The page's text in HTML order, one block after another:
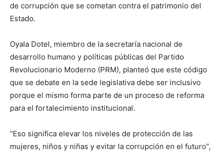
de corrupción que se cometan contra el patrimonio del
Estado.
Oyala Dotel, miembro de la secretaría nacional de
desarrollo humano y políticas públicas del Partido
Revolucionario Moderno (PRM), planteó que este código
que se debate en la sede legislativa debe ser inclusivo
porque el mismo forma parte de un proceso de reforma
para el fortalecimiento institucional.
“Eso significa elevar los niveles de protección de las
mujeres, niños y niñas y evitar la corrupción en el futuro”,